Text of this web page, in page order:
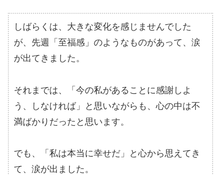
しばらくは、大きな変化を感じませんでした
が、先週「至福感」のようなものがあって、涙
が出てきました。
それまでは、「今の私があることに感謝しよ
う、しなければ」と思いながらも、心の中は不
満ばかりだったと思います。
でも、「私は本当に幸せだ」と心から思えてき
て、涙が出ました。